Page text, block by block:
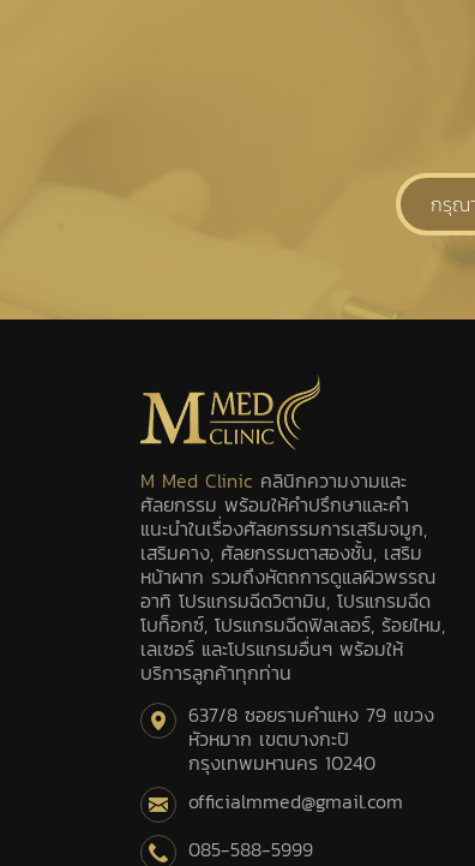
M Med Clinic คลินิกความงามและ
ศัลยกรรม พร้อมให้คำปรึกษาและคำ
แนะนำในเรื่องศัลยกรรมการเสริมจมูก,
เสริมคาง, ศัลยกรรมตาสองชั้น, เสริม
หน้าผาก รวมถึงหัตถการดูแลผิวพรรณ
อาทิ โปรแกรมฉีดวิตามิน, โปรแกรมฉีด
โบท็อกซ์, โปรแกรมฉีดฟิลเลอร์, ร้อยไหม,
เลเซอร์ และโปรแกรมอื่นๆ พร้อมให้
บริการลูกค้าทุกท่าน
637/8 ซอยรามคำแหง 79 แขวง
หัวหมาก เขตบางกะปิ
กรุงเทพมหานคร 10240
officialmmed@gmail.com
085-588-5999